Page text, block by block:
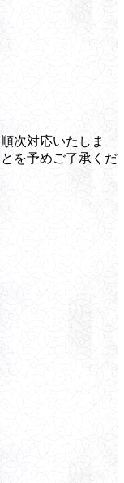
次対応いたしま
を予めご了承くだ